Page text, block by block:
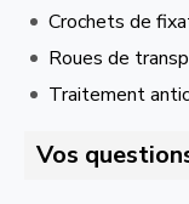
Crochets de
Roues de
Traitement
Vos